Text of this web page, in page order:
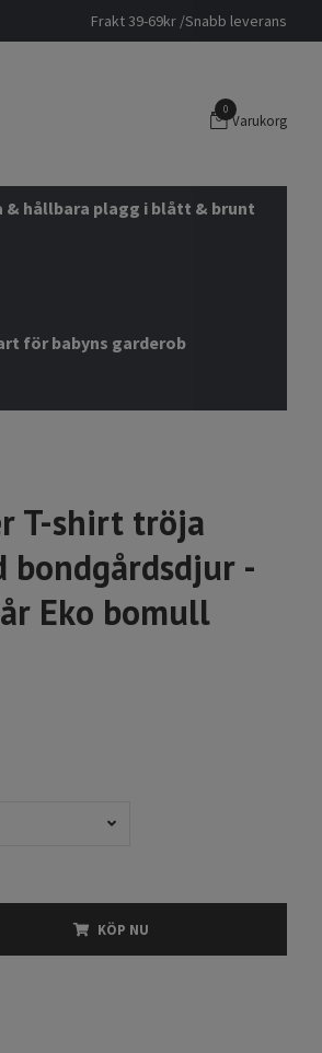
Frakt 39-69kr /Snabb leverans
0
Varukorg
& hållbara plagg i blått & brunt
för babyns garderob
T-shirt tröja
bondgårdsdjur -
Eko bomull
KÖP NU